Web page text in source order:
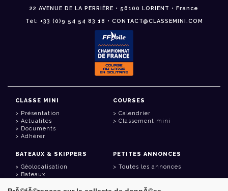
22 AVENUE DE LA PERRIÈRE • 56100 LORIENT • France
Tél: +33 (0)9 54 54 83 18 • CONTACT@CLASSEMINI.COM
CLASSE MINI
Présentation
Actualités
Documents
Adhérer
COURSES
Calendrier
Classement mini
BATEAUX & SKIPPERS
Géolocalisation
Bateaux
PETITES ANNONCES
Toutes les annonces